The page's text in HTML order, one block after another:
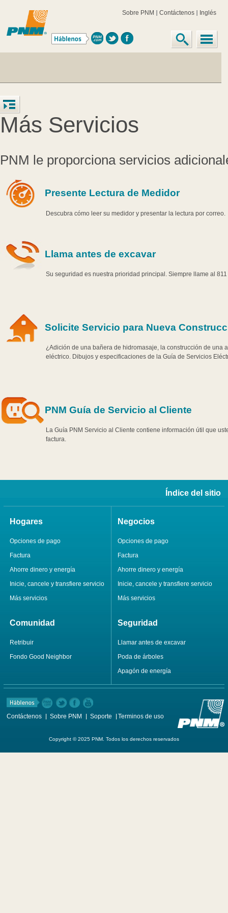
Sobre PNM Contáctenos Inglés
Más Servicios
PNM le proporciona servicios
Presente Lectura de Medidor
Descubra cómo leer su medidor y presentar la lectura por correo.
Llama antes de excavar
Su seguridad es nuestra prioridad principal. Siempre llame al
Solicite Servicio para Nueva
¿Adición de una bañera de hidromasaje, la construcción de una
eléctrico. Dibujos y especificaciones de la Guía de Servicios
PNM Guía de Servicio al Cliente
La Guía PNM Servicio al Cliente contiene información útil que
factura.
Índice del sitio
Hogares
Opciones de pago
Factura
Ahorre dinero y energía
Inicie, cancele y transfiere servicio
Más servicios
Negocios
Opciones de pago
Factura
Ahorre dinero y energía
Inicie, cancele y transfiere servicio
Más servicios
Comunidad
Retribuir
Fondo Good Neighbor
Seguridad
Llamar antes de excavar
Poda de árboles
Apagón de energía
Contáctenos Sobre PNM Soporte Terminos de uso
Copyright © 2025 PNM. Todos los derechos reservados